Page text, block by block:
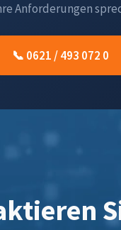
Anforderungen
📞 0621 / 493 072 0